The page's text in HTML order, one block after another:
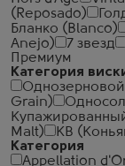
(Reposado)
Бланко (Blanco)
Anejo)
7 звезд
Премиум
Категория
Grain)
Malt)
КВ
Категория
Appellation